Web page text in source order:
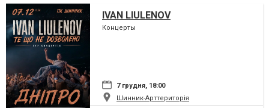
IVAN LIULENOV
Концерты
7 грудня, 18:00
Шинник-Арттериторія